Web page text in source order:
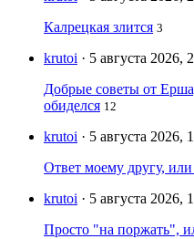
Калрецкая злится 3
krutoi · 5 августа 2026,
Добрые советы от
обиделся 12
krutoi · 5 августа 2026,
Ответ моему другу,
krutoi · 5 августа 2026,
Просто "на поржать",